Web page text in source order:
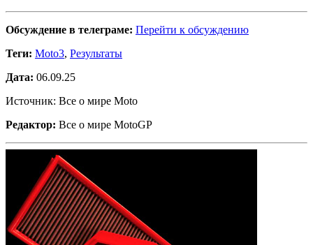
Обсуждение в телеграме: Перейти к обсуждению
Теги: Moto3, Результаты
Дата: 06.09.25
Источник: Все о мире Moto
Редактор: Все о мире MotoGP